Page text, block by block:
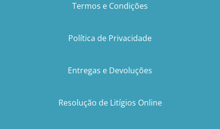
Termos e Condições
Política de Privacidade
Entregas e Devoluções
Resolução de Litígios Online